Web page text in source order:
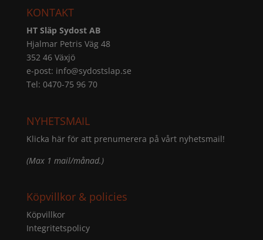
KONTAKT
HT Släp Sydost AB
Hjalmar Petris Väg 48
352 46 Växjö
e-post: info@sydostslap.se
Tel: 0470-75 96 70
NYHETSMAIL
Klicka här för att prenumerera på vårt nyhetsmail!
(Max 1 mail/månad.)
Köpvillkor & policies
Köpvillkor
Integritetspolicy